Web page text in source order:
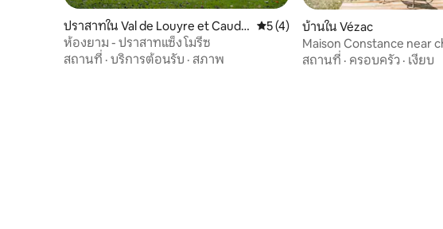
ปราสาทใน Val de Louyre et Caude
au
คะแนนเฉลี่ย 5 จาก 5, 4 รีวิว
5 (4)
ห้องยาม - ปราสาทแซ็ง โมรีซ
สถานที่ · บริการต้อนรับ · สภาพ
บ้านใน Vézac
Maison Constance near
Marqueyssac
สถานที่ · ครอบครัว · เงียบ